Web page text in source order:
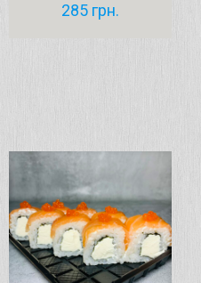
285 грн.